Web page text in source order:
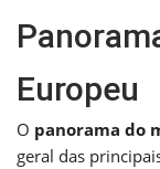
Europeu
O panorama do
geral das